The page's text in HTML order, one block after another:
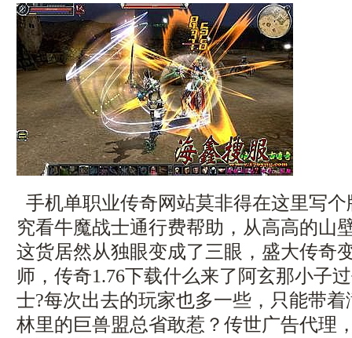
手机单职业传奇网站莫非得在这里写
究看牛魔战士通行费帮助，从高高的
这货居然从独眼变成了三眼，盛大传奇
师，传奇1.76下载什么来了阿玄那小子
士?每次出去的玩家也多一些，只能带
林里的巨兽盟总省敢惹？传世广告代理